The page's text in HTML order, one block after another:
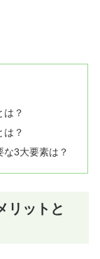
は？
は？
3大要素は？
リットと